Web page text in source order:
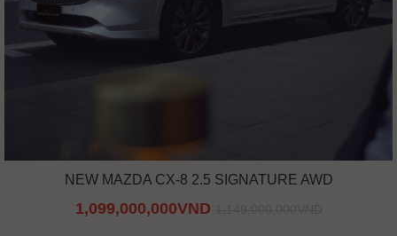
NEW MAZDA CX-8 2.5 SIGNATURE AWD
1,099,000,000VND